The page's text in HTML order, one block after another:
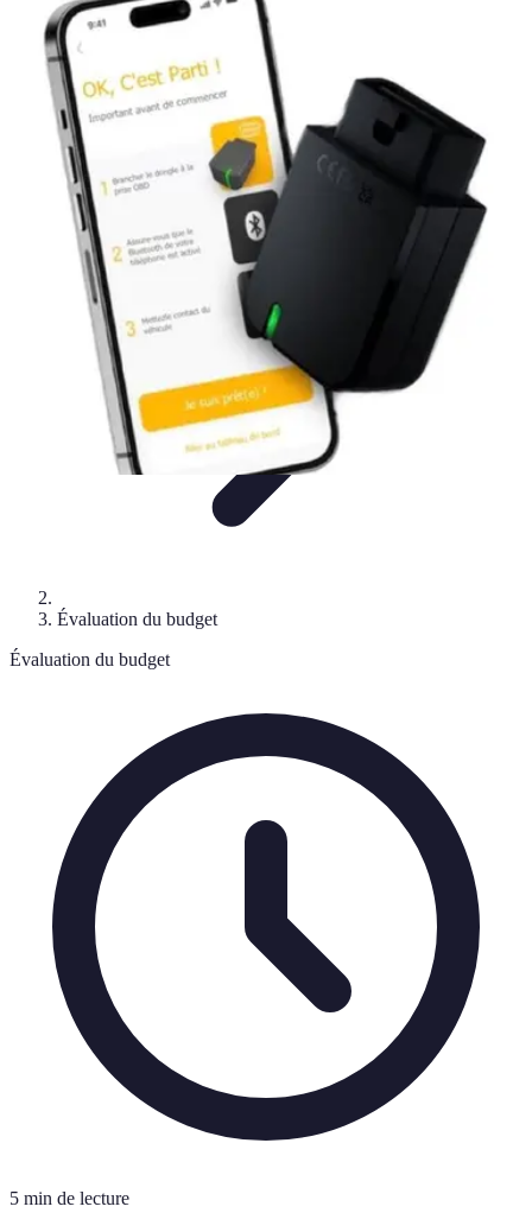
Budget Maîtrise
Gestion personnelle
Gestion du Budget
budgetGestion de Budget
Budget Maîtrise
Évaluation du budget
Évaluation du budget
5 min de lecture